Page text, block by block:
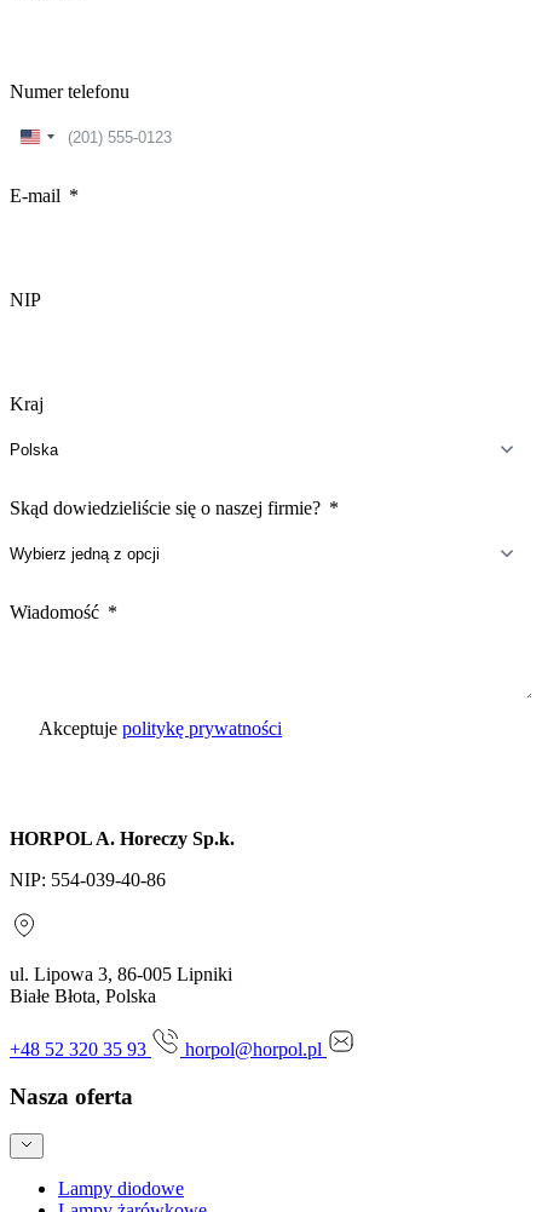
Numer telefonu
United
E-mail
NIP
Kraj
Skąd dowiedzieliście się o naszej firmie?
Wiadomość
Akceptuje politykę prywatności
HORPOL A. Horeczy Sp.k.
NIP: 554-039-40-86
ul. Lipowa 3, 86-005 Lipniki
Białe Błota, Polska
+48 52 320 35 93 horpol@horpol.pl
Nasza oferta
Lampy diodowe